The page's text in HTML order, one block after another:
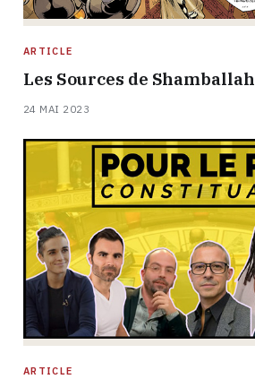
ARTICLE
Les Sources de Shamballah
24 MAI 2023
ARTICLE